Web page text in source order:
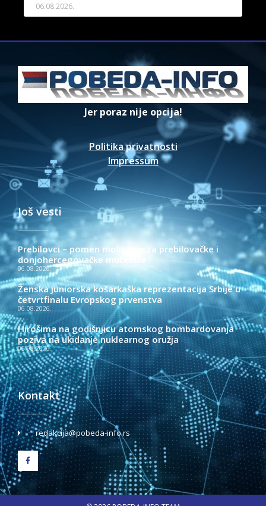
06.08.2026.
Jer poraz nije opcija!
Politika privatnosti
Impressum
Još vesti
Prebilovci – pomen molitvom za prebilovačke i
donjohercegovačke mučenike
06.08.2026.
Ženska juniorska košarkaška reprezentacija Srbije u
četvrtfinalu Evropskog prvenstva
06.08.2026.
Hirošima na godišnjicu atomskog bombardovanja
poziva na ukidanje nuklearnog oružja
06.08.2026.
Kontakt
redakcija@pobeda-info.rs